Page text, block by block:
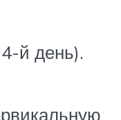
й день).